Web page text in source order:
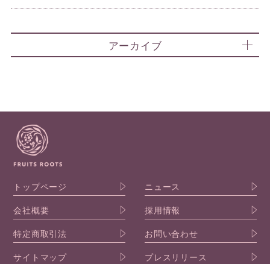
アーカイブ
トップページ
ニュース
会社概要
採用情報
特定商取引法
お問い合わせ
サイトマップ
プレスリリース